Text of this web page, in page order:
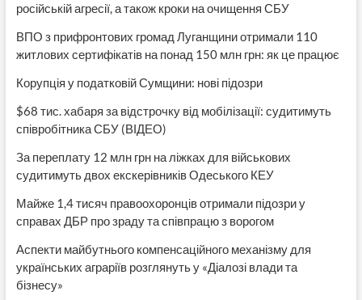
російській агресії, а також кроки на очищення СБУ
ВПО з прифронтових громад Луганщини отримали 110
житлових сертифікатів на понад 150 млн грн: як це працює
Корупція у податковій Сумщини: нові підозри
$68 тис. хабаря за відстрочку від мобілізації: судитимуть
співробітника СБУ (ВІДЕО)
За переплату 12 млн грн на ліжках для військових
судитимуть двох екскерівників Одеського КЕУ
Майже 1,4 тисяч правоохоронців отримали підозри у
справах ДБР про зраду та співпрацю з ворогом
Аспекти майбутнього компенсаційного механізму для
українських аграріїв розглянуть у «Діалозі влади та
бізнесу»